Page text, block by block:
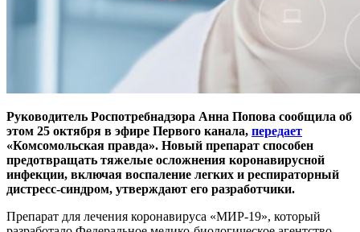
Руководитель Роспотребнадзора Анна Попова сообщила об
этом 25 октября в эфире Первого канала, передает
«Комсомольская правда». Новый препарат способен
предотвращать тяжелые осложнения коронавирусной
инфекции, включая воспаление легких и респираторный
дистресс-синдром, утверждают его разработчики.
Препарат для лечения коронавируса «МИР-19», который